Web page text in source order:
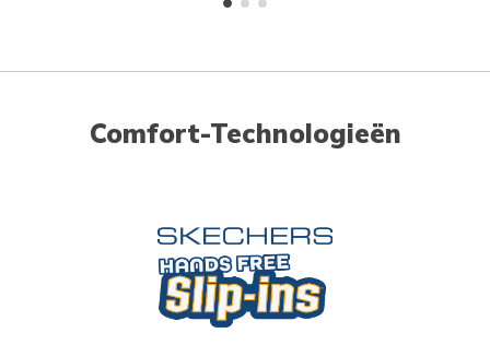
Comfort-Technologieën